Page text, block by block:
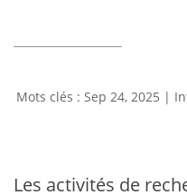
Sep 24, 2025 |
Les activités de